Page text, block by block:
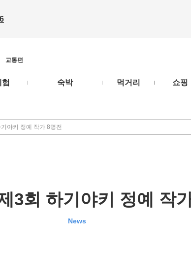
교통편
숙박 먹거리 쇼핑
기야키 정예 작가 8명전
3회 하기야키 정예 작
News